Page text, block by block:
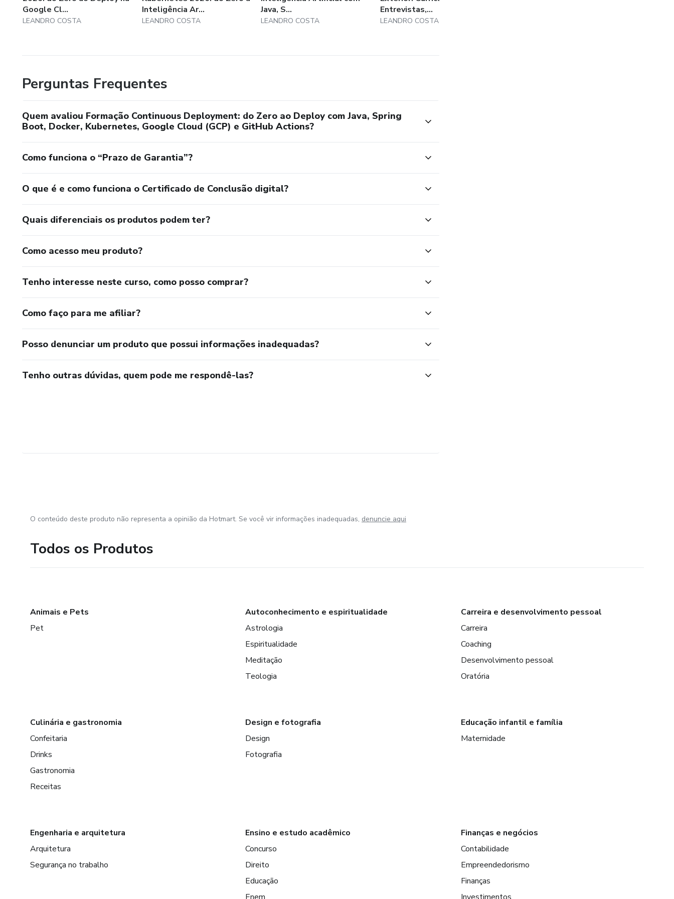
Google Cl...
LEANDRO COSTA
Inteligência Ar...
LEANDRO COSTA
Java, S...
LEANDRO COSTA
Entrevistas,...
LEANDRO COSTA
Perguntas Frequentes
Quem avaliou Formação Continuous Deployment: do Zero ao Deploy com Java, Spring
Boot, Docker, Kubernetes, Google Cloud (GCP) e GitHub Actions?
Como funciona o “Prazo de Garantia”?
O que é e como funciona o Certificado de Conclusão digital?
Quais diferenciais os produtos podem ter?
Como acesso meu produto?
Tenho interesse neste curso, como posso comprar?
Como faço para me afiliar?
Posso denunciar um produto que possui informações inadequadas?
Tenho outras dúvidas, quem pode me respondê-las?
O conteúdo deste produto não representa a opinião da Hotmart. Se você vir informações inadequadas, denuncie aqui
Todos os Produtos
Animais e Pets
Pet
Autoconhecimento e espiritualidade
Astrologia
Espiritualidade
Meditação
Teologia
Carreira e desenvolvimento pessoal
Carreira
Coaching
Desenvolvimento pessoal
Oratória
Culinária e gastronomia
Confeitaria
Drinks
Gastronomia
Receitas
Design e fotografia
Design
Fotografia
Educação infantil e família
Maternidade
Engenharia e arquitetura
Arquitetura
Segurança no trabalho
Ensino e estudo acadêmico
Concurso
Direito
Educação
Finanças e negócios
Contabilidade
Empreendedorismo
Finanças